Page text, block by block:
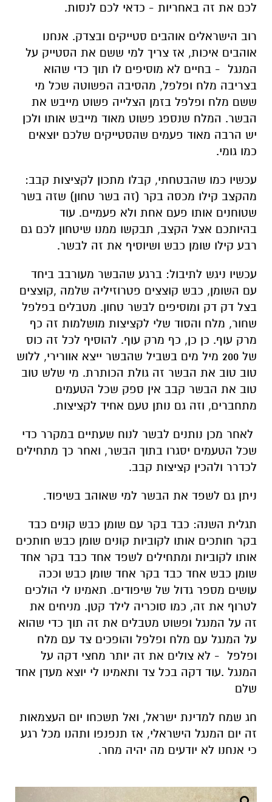
המנגל - בחיים לא מוסיפים לו תוך כדי שהוא
ששם מלח ופלפל בזמן הצלייה פשוט מייבש את
הבשר. המלח שנספג פשוט מאוד מייבש אותו ולכן
יש הרבה מאוד פעמים שהסטייקים שלכם יוצאים
כמו גומי.
עכשיו כמו שהבטחתי, קבלו מתכון לקציצות קבב:
מהקצב קילו מכסה בקר (זה בשר טחון) שזה בשר
שטוחנים אותו פעם אחת ולא פעמיים. עוד
רבע קילו שומן כבש ושיוסיף את זה לבשר.
עכשיו ניגש לתיבול: ברגע שהבשר מעורבב ביחד
עם השומן, כבש קוצצים פטרוזיליה שלמה ,קוצצים
בצל דק דק ומוסיפים לבשר טחון. מטבלים בפלפל
מרק עוף. כן כן, כף מרק עוף. להוסיף לכל זה כוס
של 200 מיל מים בשביל שהבשר ייצא אוורירי, ללוש
טוב טוב את הבשר זה גולת הכותרת. מי שלש טוב
טוב את הבשר קבב אין ספק שכל הטעמים
מתחברים, וזה גם נותן טעם אחיד לקציצות.
לאחר מכן נותנים לבשר לנוח שעתיים במקרר כדי
שכל הטעמים יסגרו בתוך הבשר, ואחר כך מתחילים
לכדרר ולהכין קציצות קבב.
ניתן גם לשפד את הבשר למי שאוהב בשיפוד.
תגלית השנה: כבד בקר עם שומן כבש קונים כבד
אותו לקוביות ומתחילים לשפד אחד כבד בקר אחד
עושים מספר גדול של שיפודים. תאמינו לי הולכים
לטרוף את זה, כמו סוכריה לילד קטן. מניחים את
זה על המנגל ופשוט מטבלים את זה תוך כדי שהוא
על המנגל עם מלח ופלפל והופכים צד עם מלח
ופלפל - לא צולים את זה יותר מחצי דקה על
המנגל .עוד דקה בכל צד ותאמינו לי יוצא מעדן אחד
שלם
חג שמח למדינת ישראל, ואל תשכחו יום העצמאות
זה יום המנגל הישראלי, אז תנפנפו ותהנו מכל רגע
כי אנחנו לא יודעים מה יהיה מחר.